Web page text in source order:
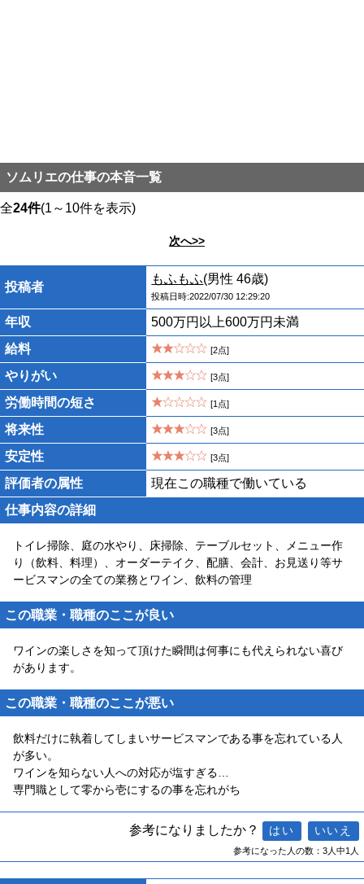
ソムリエの仕事の本音一覧
全24件(1～10件を表示)
次へ>>
投稿者
もふもふ(男性 46歳)
投稿日時:2022/07/30 12:29:20
年収
500万円以上600万円未満
給料
[2点]
やりがい [3点]
労働時間の短さ [1点]
将来性 [3点]
安定性 [3点]
評価者の属性
現在この職種で働いている
仕事内容の詳細
トイレ掃除、庭の水やり、床掃除、テーブルセット、メニュー作
り（飲料、料理）、オーダーテイク、配膳、会計、お見送り等サ
ービスマンの全ての業務とワイン、飲料の管理
この職業・職種のここが良い
ワインの楽しさを知って頂けた瞬間は何事にも代えられない喜び
があります。
この職業・職種のここが悪い
飲料だけに執着してしまいサービスマンである事を忘れている人
が多い。
ワインを知らない人への対応が塩すぎる…
専門職として零から壱にするの事を忘れがち
参考になりましたか？
参考になった人の数：3人中1人